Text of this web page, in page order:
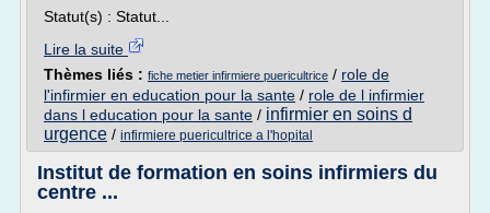
Statut(s) : Statut...
Lire la suite
Thèmes liés : fiche metier infirmiere puericultrice / role de
l'infirmier en education pour la sante / role de l infirmier
dans l education pour la sante / infirmier en soins d
urgence / infirmiere puericultrice a l'hopital
Institut de formation en soins infirmiers du
centre ...